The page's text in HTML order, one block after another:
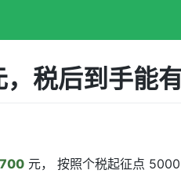
税后到手能有
元， 按照个税起征点